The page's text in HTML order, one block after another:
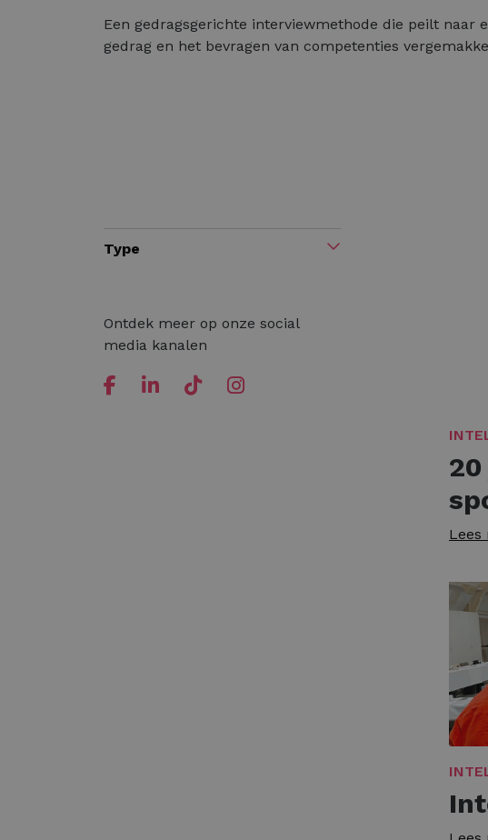
Een gedragsgerichte interviewmethode die peilt naar
gedrag en het bevragen van competenties
Type
Ontdek meer op onze social
media kanalen
Lees